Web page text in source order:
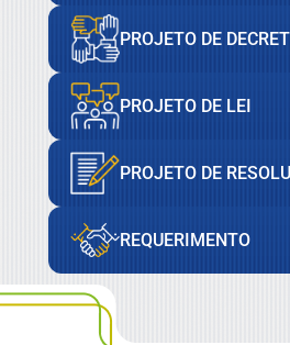
PROJETO DE
PROJETO DE LEI
PROJETO DE
REQUERIMENTO